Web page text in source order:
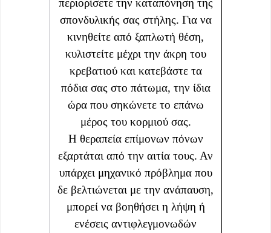
σπονδυλικής σας στήλης. Για να
κινηθείτε από ξαπλωτή θέση,
κυλιστείτε μέχρι την άκρη του
κρεβατιού και κατεβάστε τα
πόδια σας στο πάτωμα, την ίδια
ώρα που σηκώνετε το επάνω
μέρος του κορμιού σας.
Η θεραπεία επίμονων πόνων
εξαρτάται από την αιτία τους. Αν
υπάρχει μηχανικό πρόβλημα που
δε βελτιώνεται με την ανάπαυση,
μπορεί να βοηθήσει η λήψη ή
ενέσεις αντιφλεγμονωδών